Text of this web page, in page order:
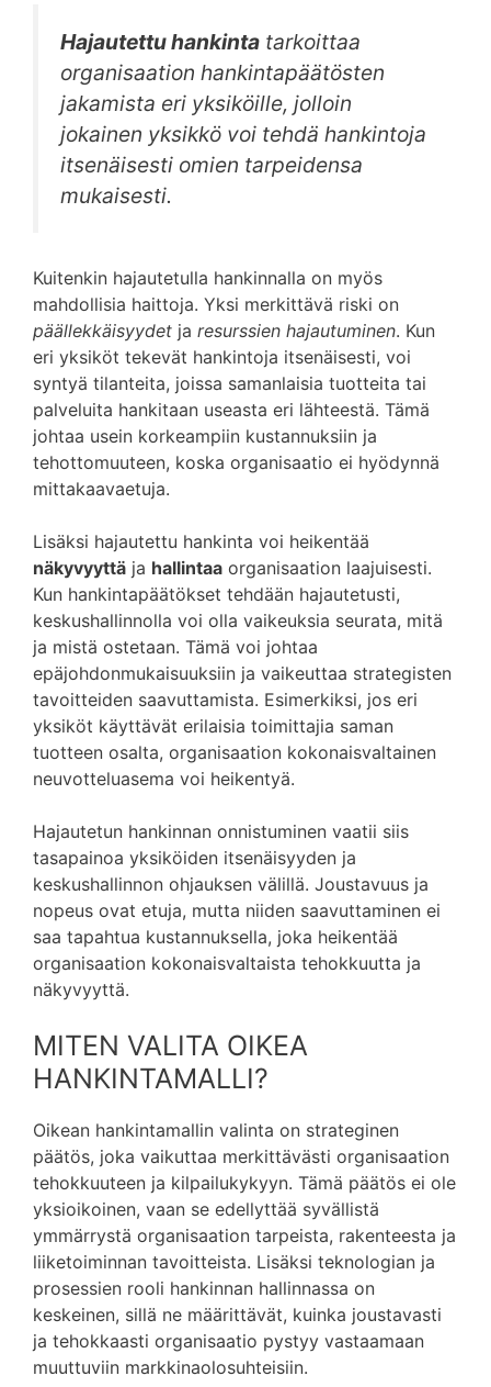
Hajautettu hankinta tarkoittaa
organisaation hankintapäätösten
jakamista eri yksiköille, jolloin
jokainen yksikkö voi tehdä hankintoja
itsenäisesti omien tarpeidensa
mukaisesti.
Kuitenkin hajautetulla hankinnalla on myös
mahdollisia haittoja. Yksi merkittävä riski on
päällekkäisyydet ja resurssien hajautuminen. Kun
eri yksiköt tekevät hankintoja itsenäisesti, voi
syntyä tilanteita, joissa samanlaisia tuotteita tai
palveluita hankitaan useasta eri lähteestä. Tämä
johtaa usein korkeampiin kustannuksiin ja
tehottomuuteen, koska organisaatio ei hyödynnä
mittakaavaetuja.
Lisäksi hajautettu hankinta voi heikentää
näkyvyyttä ja hallintaa organisaation laajuisesti.
Kun hankintapäätökset tehdään hajautetusti,
keskushallinnolla voi olla vaikeuksia seurata, mitä
ja mistä ostetaan. Tämä voi johtaa
epäjohdonmukaisuuksiin ja vaikeuttaa strategisten
tavoitteiden saavuttamista. Esimerkiksi, jos eri
yksiköt käyttävät erilaisia toimittajia saman
tuotteen osalta, organisaation kokonaisvaltainen
neuvotteluasema voi heikentyä.
Hajautetun hankinnan onnistuminen vaatii siis
tasapainoa yksiköiden itsenäisyyden ja
keskushallinnon ohjauksen välillä. Joustavuus ja
nopeus ovat etuja, mutta niiden saavuttaminen ei
saa tapahtua kustannuksella, joka heikentää
organisaation kokonaisvaltaista tehokkuutta ja
näkyvyyttä.
MITEN VALITA OIKEA
HANKINTAMALLI?
Oikean hankintamallin valinta on strateginen
päätös, joka vaikuttaa merkittävästi organisaation
tehokkuuteen ja kilpailukykyyn. Tämä päätös ei ole
yksioikoinen, vaan se edellyttää syvällistä
ymmärrystä organisaation tarpeista, rakenteesta ja
liiketoiminnan tavoitteista. Lisäksi teknologian ja
prosessien rooli hankinnan hallinnassa on
keskeinen, sillä ne määrittävät, kuinka joustavasti
ja tehokkaasti organisaatio pystyy vastaamaan
muuttuviin markkinaolosuhteisiin.